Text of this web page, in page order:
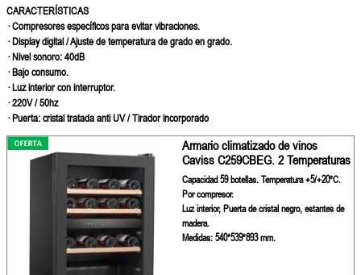
CARACTERÍSTICAS
· Compresores específicos para evitar vibraciones.
· Display digital / Ajuste de temperatura de grado en grado.
· Nivel sonoro: 40dB
· Bajo consumo.
· Luz interior con interruptor.
· 220V / 50hz
· Puerta: cristal tratada anti UV / Tirador incorporado
Armario climatizado de vinos
Caviss C259CBEG. 2 Temperaturas
Capacidad 59 botellas. Temperatura +5/+20ºC.
Por compresor.
Luz interior, Puerta de cristal negro, estantes de
madera.
Medidas: 540*539*893 mm.